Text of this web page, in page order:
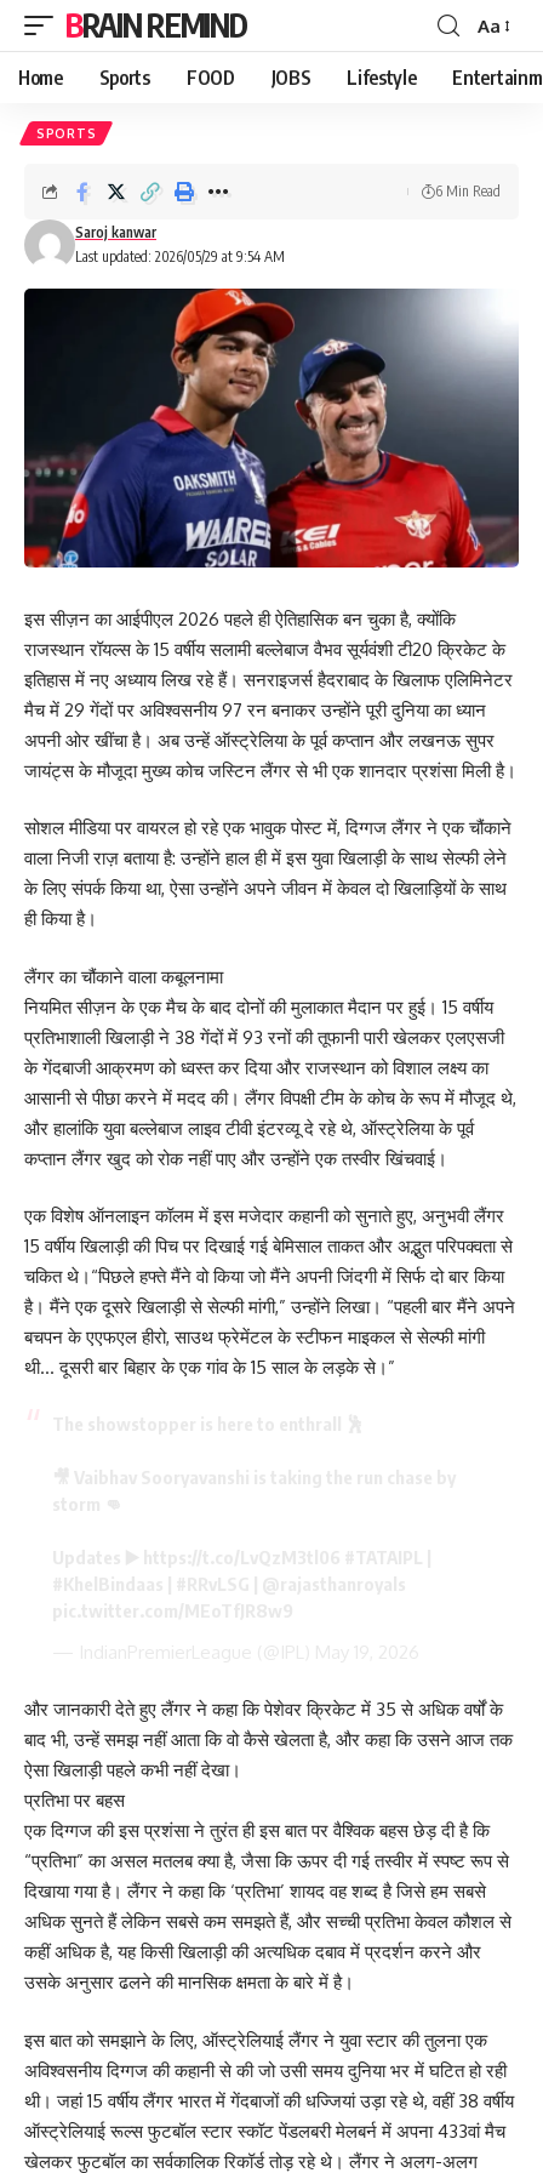
BRAIN REMIND
Font
Resizer
Aa
Home Sports FOOD JOBS Lifestyle
SPORTS
Last updated: 2026/05/29 at 9:54 AM
Saroj kanwar
6 Min Read
इस सीज़न का आईपीएल 2026 पहले ही ऐतिहासिक बन चुका है, क्योंकि
राजस्थान रॉयल्स के 15 वर्षीय सलामी बल्लेबाज वैभव सूर्यवंशी टी20 क्रिकेट के
इतिहास में नए अध्याय लिख रहे हैं। सनराइजर्स हैदराबाद के खिलाफ एलिमिनेटर
मैच में 29 गेंदों पर अविश्वसनीय 97 रन बनाकर उन्होंने पूरी दुनिया का ध्यान
अपनी ओर खींचा है। अब उन्हें ऑस्ट्रेलिया के पूर्व कप्तान और लखनऊ सुपर
जायंट्स के मौजूदा मुख्य कोच जस्टिन लैंगर से भी एक शानदार प्रशंसा मिली है।
सोशल मीडिया पर वायरल हो रहे एक भावुक पोस्ट में, दिग्गज लैंगर ने एक चौंकाने
वाला निजी राज़ बताया है: उन्होंने हाल ही में इस युवा खिलाड़ी के साथ सेल्फी लेने
के लिए संपर्क किया था, ऐसा उन्होंने अपने जीवन में केवल दो खिलाड़ियों के साथ
ही किया है।
लैंगर का चौंकाने वाला कबूलनामा
नियमित सीज़न के एक मैच के बाद दोनों की मुलाकात मैदान पर हुई। 15 वर्षीय
प्रतिभाशाली खिलाड़ी ने 38 गेंदों में 93 रनों की तूफानी पारी खेलकर एलएसजी
के गेंदबाजी आक्रमण को ध्वस्त कर दिया और राजस्थान को विशाल लक्ष्य का
आसानी से पीछा करने में मदद की। लैंगर विपक्षी टीम के कोच के रूप में मौजूद थे,
और हालांकि युवा बल्लेबाज लाइव टीवी इंटरव्यू दे रहे थे, ऑस्ट्रेलिया के पूर्व
कप्तान लैंगर खुद को रोक नहीं पाए और उन्होंने एक तस्वीर खिंचवाई।
एक विशेष ऑनलाइन कॉलम में इस मजेदार कहानी को सुनाते हुए, अनुभवी लैंगर
15 वर्षीय खिलाड़ी की पिच पर दिखाई गई बेमिसाल ताकत और अद्भुत परिपक्वता से
चकित थे।“पिछले हफ्ते मैंने वो किया जो मैंने अपनी जिंदगी में सिर्फ दो बार किया
है। मैंने एक दूसरे खिलाड़ी से सेल्फी मांगी,” उन्होंने लिखा। “पहली बार मैंने अपने
बचपन के एएफएल हीरो, साउथ फ्रेमेंटल के स्टीफन माइकल से सेल्फी मांगी
थी… दूसरी बार बिहार के एक गांव के 15 साल के लड़के से।”
और जानकारी देते हुए लैंगर ने कहा कि पेशेवर क्रिकेट में 35 से अधिक वर्षों के
बाद भी, उन्हें समझ नहीं आता कि वो कैसे खेलता है, और कहा कि उसने आज तक
ऐसा खिलाड़ी पहले कभी नहीं देखा।
प्रतिभा पर बहस
एक दिग्गज की इस प्रशंसा ने तुरंत ही इस बात पर वैश्विक बहस छेड़ दी है कि
“प्रतिभा” का असल मतलब क्या है, जैसा कि ऊपर दी गई तस्वीर में स्पष्ट रूप से
दिखाया गया है। लैंगर ने कहा कि ‘प्रतिभा’ शायद वह शब्द है जिसे हम सबसे
अधिक सुनते हैं लेकिन सबसे कम समझते हैं, और सच्ची प्रतिभा केवल कौशल से
कहीं अधिक है, यह किसी खिलाड़ी की अत्यधिक दबाव में प्रदर्शन करने और
उसके अनुसार ढलने की मानसिक क्षमता के बारे में है।
इस बात को समझाने के लिए, ऑस्ट्रेलियाई लैंगर ने युवा स्टार की तुलना एक
अविश्वसनीय दिग्गज की कहानी से की जो उसी समय दुनिया भर में घटित हो रही
थी। जहां 15 वर्षीय लैंगर भारत में गेंदबाजों की धज्जियां उड़ा रहे थे, वहीं 38 वर्षीय
ऑस्ट्रेलियाई रूल्स फुटबॉल स्टार स्कॉट पेंडलबरी मेलबर्न में अपना 433वां मैच
खेलकर फुटबॉल का सर्वकालिक रिकॉर्ड तोड़ रहे थे। लैंगर ने अलग-अलग